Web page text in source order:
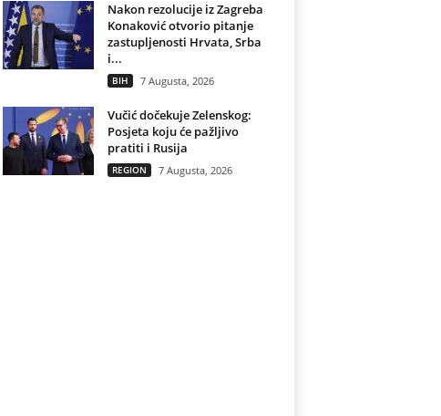
Nakon rezolucije iz Zagreba
Konaković otvorio pitanje
zastupljenosti Hrvata, Srba
i...
BIH 7 Augusta, 2026
Vučić dočekuje Zelenskog:
Posjeta koju će pažljivo
pratiti i Rusija
REGION 7 Augusta, 2026